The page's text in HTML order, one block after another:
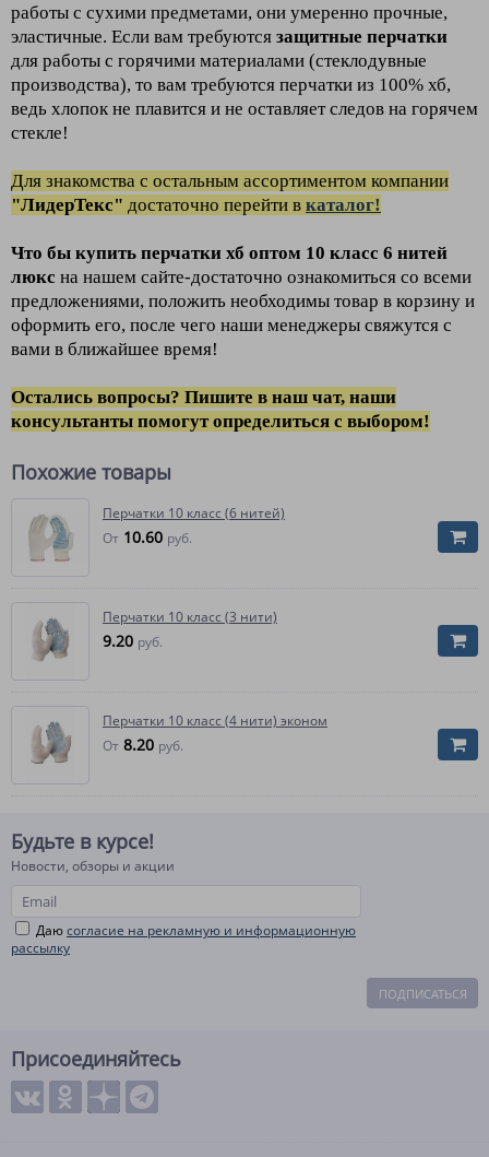
работы с сухими предметами, они умеренно прочные,
эластичные. Если вам требуются защитные перчатки
для работы с горячими материалами (стеклодувные
производства), то вам требуются перчатки из 100% хб,
ведь хлопок не плавится и не оставляет следов на горячем
стекле!
Для знакомства с остальным ассортиментом компании
"ЛидерТекс" достаточно перейти в каталог!
Что бы купить перчатки хб оптом 10 класс 6 нитей
люкс на нашем сайте-достаточно ознакомиться со всеми
предложениями, положить необходимы товар в корзину и
оформить его, после чего наши менеджеры свяжутся с
вами в ближайшее время!
Остались вопросы? Пишите в наш чат, наши
консультанты помогут определиться с выбором!
Похожие товары
Перчатки 10 класс (6 нитей)
От 10.60 руб.
Перчатки 10 класс (3 нити)
9.20 руб.
Перчатки 10 класс (4 нити) эконом
От 8.20 руб.
Будьте в курсе!
Новости, обзоры и акции
Даюсогласие на рекламную и информационную
рассылку
ПОДПИСАТЬСЯ
Присоединяйтесь